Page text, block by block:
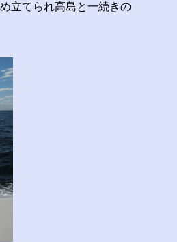
立てられ高島と一続きの